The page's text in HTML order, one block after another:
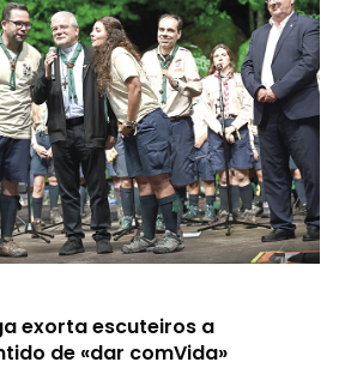
exorta escuteiros a
de «dar comVida»